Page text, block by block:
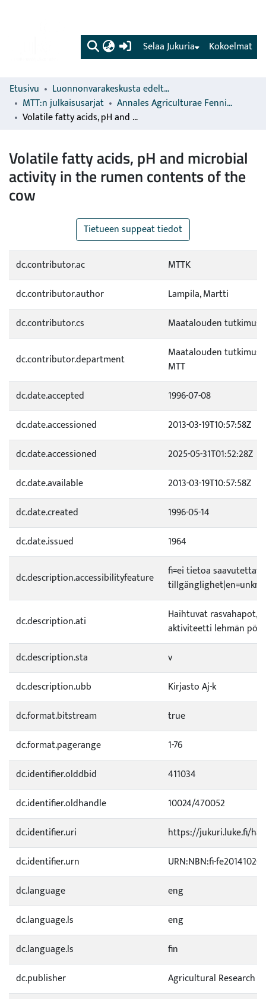
(current) Kokoelmat
Selaa Jukuria
Etusivu
Luonnonvarakeskusta edeltävien organisaatioiden sarjat
MTT:n julkaisusarjat
Annales Agriculturae Fenniae
Volatile fatty acids, pH and microbial activity in the rumen contents of the cow
Volatile fatty acids, pH and microbial
activity in the rumen contents of the
cow
Tietueen suppeat tiedot
dc.contributor.ac
MTTK
dc.contributor.author
Lampila, Martti
dc.contributor.cs
Maatalouden
dc.contributor.department
Maatalouden
MTT
dc.date.accepted
1996-07-08
dc.date.accessioned
2013-03-19T10:57:58Z
dc.date.accessioned
2025-05-31T01:52:28Z
dc.date.available
2013-03-19T10:57:58Z
dc.date.created
1996-05-14
dc.date.issued
1964
dc.description.accessibilityfeature
fi=ei tietoa
dc.description.ati
Haihtuvat rasvahapot,
aktiviteetti lehmän
dc.description.sta
v
dc.description.ubb
Kirjasto Aj-k
dc.format.bitstream
true
dc.format.pagerange
1-76
dc.identifier.olddbid
411034
dc.identifier.oldhandle
10024/470052
dc.identifier.uri
https://jukuri.luke.fi/
dc.identifier.urn
URN:NBN:fi-
dc.language
eng
dc.language.ls
eng
dc.language.ls
fin
dc.publisher
Agricultural Research